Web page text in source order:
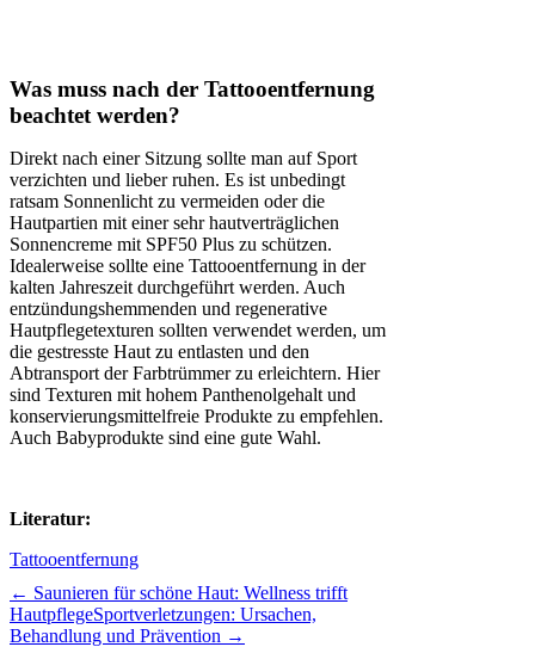
Was muss nach der Tattooentfernung
beachtet werden?
Direkt nach einer Sitzung sollte man auf Sport
verzichten und lieber ruhen. Es ist unbedingt
ratsam Sonnenlicht zu vermeiden oder die
Hautpartien mit einer sehr hautverträglichen
Sonnencreme mit SPF50 Plus zu schützen.
Idealerweise sollte eine Tattooentfernung in der
kalten Jahreszeit durchgeführt werden. Auch
entzündungshemmenden und regenerative
Hautpflegetexturen sollten verwendet werden, um
die gestresste Haut zu entlasten und den
Abtransport der Farbtrümmer zu erleichtern. Hier
sind Texturen mit hohem Panthenolgehalt und
konservierungsmittelfreie Produkte zu empfehlen.
Auch Babyprodukte sind eine gute Wahl.
Literatur:
Tattooentfernung
← Saunieren für schöne Haut: Wellness trifft
HautpflegeSportverletzungen: Ursachen,
Behandlung und Prävention →